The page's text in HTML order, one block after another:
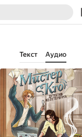
Текст Аудио